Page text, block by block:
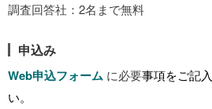
調査回答社：2名まで無料
申込み
Web申込フォーム に必要事項をご記
い。